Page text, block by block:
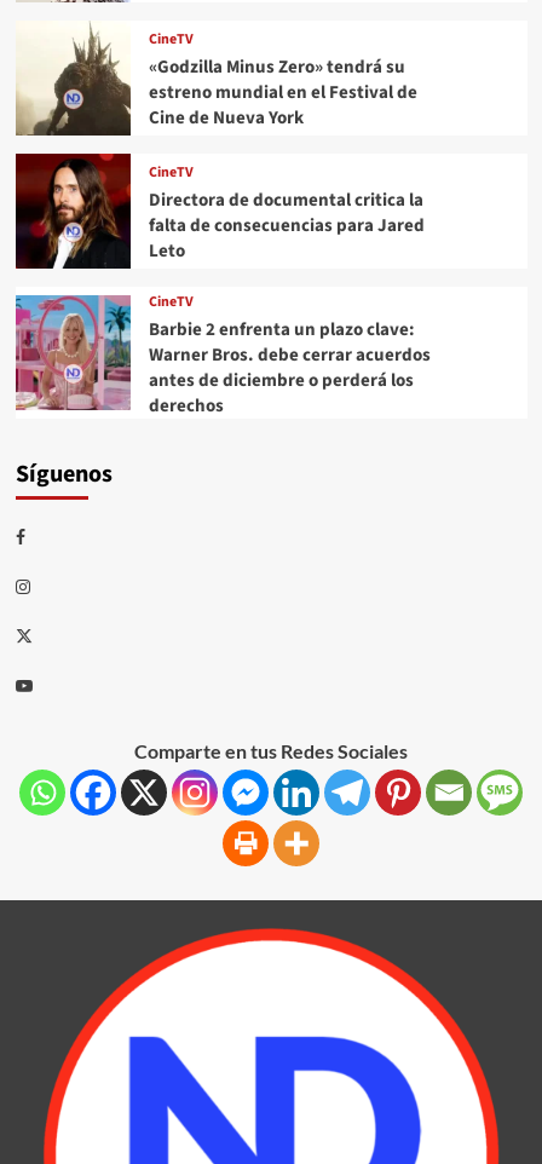
CineTV
«Godzilla Minus Zero» tendrá su
estreno mundial en el Festival de
Cine de Nueva York
CineTV
Directora de documental critica la
falta de consecuencias para Jared
Leto
CineTV
Barbie 2 enfrenta un plazo clave:
Warner Bros. debe cerrar acuerdos
antes de diciembre o perderá los
derechos
Síguenos
Comparte en tus Redes Sociales